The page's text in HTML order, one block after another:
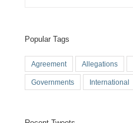
Popular Tags
Agreement Allegations
Governments International